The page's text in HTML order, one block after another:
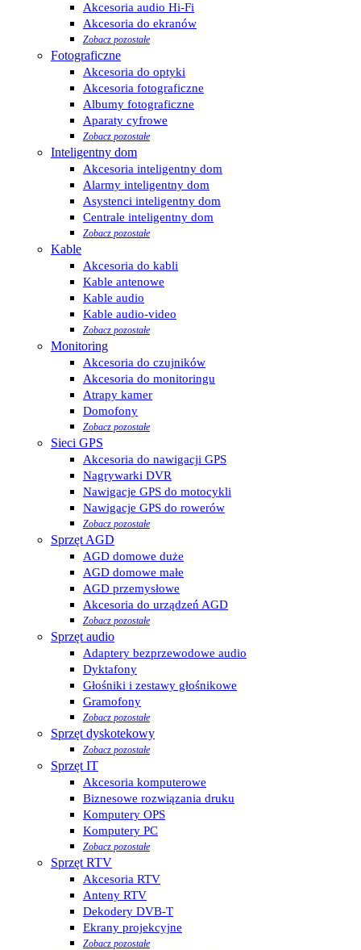
Akcesoria audio Hi-Fi
Akcesoria do ekranów
Zobacz pozostałe
Fotograficzne
Akcesoria do optyki
Akcesoria fotograficzne
Albumy fotograficzne
Aparaty cyfrowe
Zobacz pozostałe
Inteligentny dom
Akcesoria inteligentny dom
Alarmy inteligentny dom
Asystenci inteligentny dom
Centrale inteligentny dom
Zobacz pozostałe
Kable
Akcesoria do kabli
Kable antenowe
Kable audio
Kable audio-video
Zobacz pozostałe
Monitoring
Akcesoria do czujników
Akcesoria do monitoringu
Atrapy kamer
Domofony
Zobacz pozostałe
Sieci GPS
Akcesoria do nawigacji GPS
Nagrywarki DVR
Nawigacje GPS do motocykli
Nawigacje GPS do rowerów
Zobacz pozostałe
Sprzęt AGD
AGD domowe duże
AGD domowe małe
AGD przemysłowe
Akcesoria do urządzeń AGD
Zobacz pozostałe
Sprzęt audio
Adaptery bezprzewodowe audio
Dyktafony
Głośniki i zestawy głośnikowe
Gramofony
Zobacz pozostałe
Sprzęt dyskotekowy
Zobacz pozostałe
Sprzęt IT
Akcesoria komputerowe
Biznesowe rozwiązania druku
Komputery OPS
Komputery PC
Zobacz pozostałe
Sprzęt RTV
Akcesoria RTV
Anteny RTV
Dekodery DVB-T
Ekrany projekcyjne
Zobacz pozostałe